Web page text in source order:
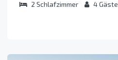
2 Schlafzimmer 4Gäste